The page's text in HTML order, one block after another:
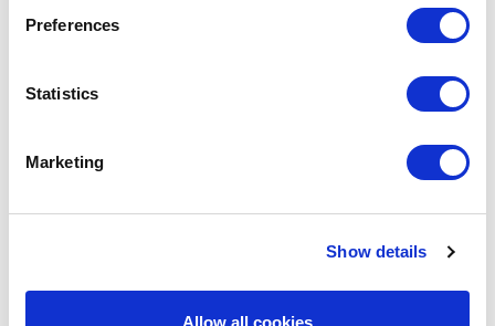
Preferences
Statistics
Marketing
Show details
Allow all cookies
POINTROSE
KÖRPERPFLEGE-ACCESSOIRES
PR-002-037
0,00 €